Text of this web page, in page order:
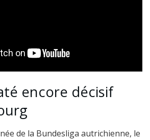
encore décisif
de la Bundesliga autrichienne, le